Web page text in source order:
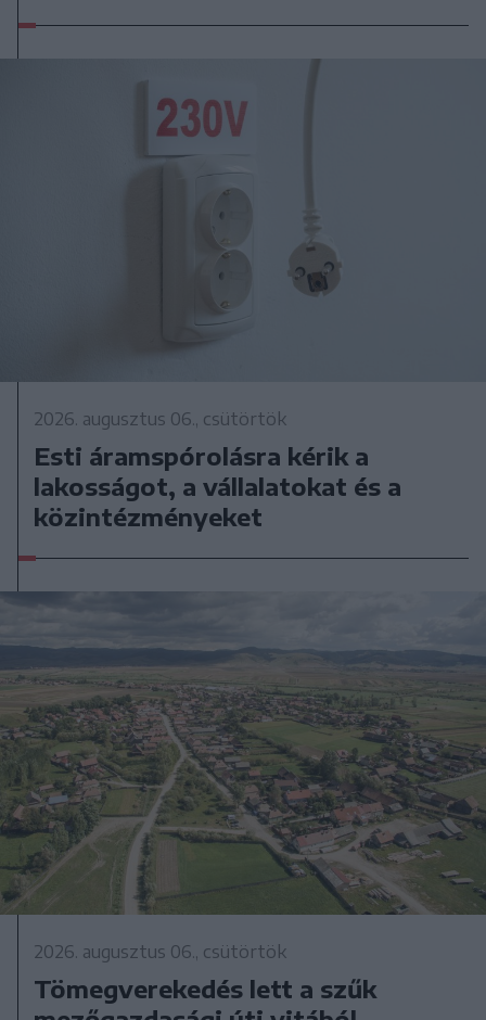
2026. augusztus 06., csütörtök
Esti áramspórolásra kérik a
lakosságot, a vállalatokat és a
közintézményeket
2026. augusztus 06., csütörtök
Tömegverekedés lett a szűk